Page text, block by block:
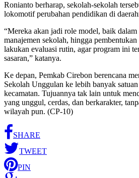
Ronianto berharap, sekolah-sekolah
lokomotif perubahan pendidikan di
“Mereka akan jadi role model, baik dalam
manajemen sekolah, hingga
lakukan evaluasi rutin, agar program ini
sasaran,” katanya.
Ke depan, Pemkab Cirebon berencana
Sekolah Unggulan ke lebih banyak
kecamatan. Tujuannya tak lain untuk
yang unggul, cerdas, dan berkarakter,
wilayah pun. (CP-10)
SHARE
TWEET
PIN